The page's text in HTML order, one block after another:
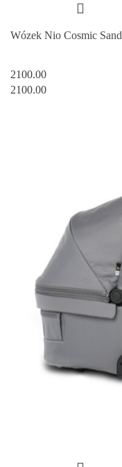
Wózek Nio Cosmic Sand
2100.00
2100.00